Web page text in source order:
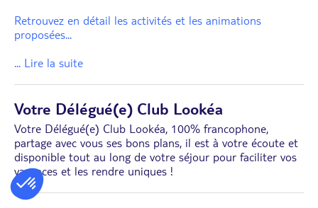
Retrouvez en détail les activités et les animations
proposées...
... Lire la suite
Votre Délégué(e) Club Lookéa
Votre Délégué(e) Club Lookéa, 100% francophone,
partage avec vous ses bons plans, il est à votre écoute et
disponible tout au long de votre séjour pour faciliter vos
vacances et les rendre uniques !